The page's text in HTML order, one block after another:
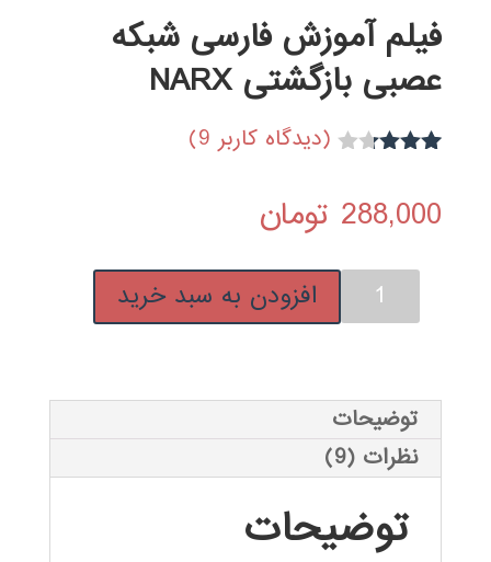
فیلم آموزش فارسی شبکه
عصبی بازگشتی NARX
5 امتیاز
مشتری
(دیدگاه کاربر 9
)
288,000 تومان
آموزش
عصبی
بازگشتی
NARX
عدد
افزودن به سبد خرید
توضیحات
نظرات (9)
توضیحات